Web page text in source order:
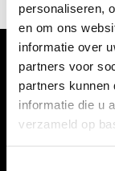
personaliseren,
en om ons
informatie over
partners voor
partners kunnen
informatie die u
verzameld op
Whatsapp